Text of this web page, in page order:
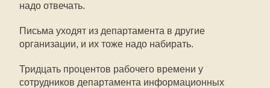
надо отвечать.
Письма уходят из департамента в другие
организации, и их тоже надо набирать.
Тридцать процентов рабочего времени у
сотрудников департамента информационных